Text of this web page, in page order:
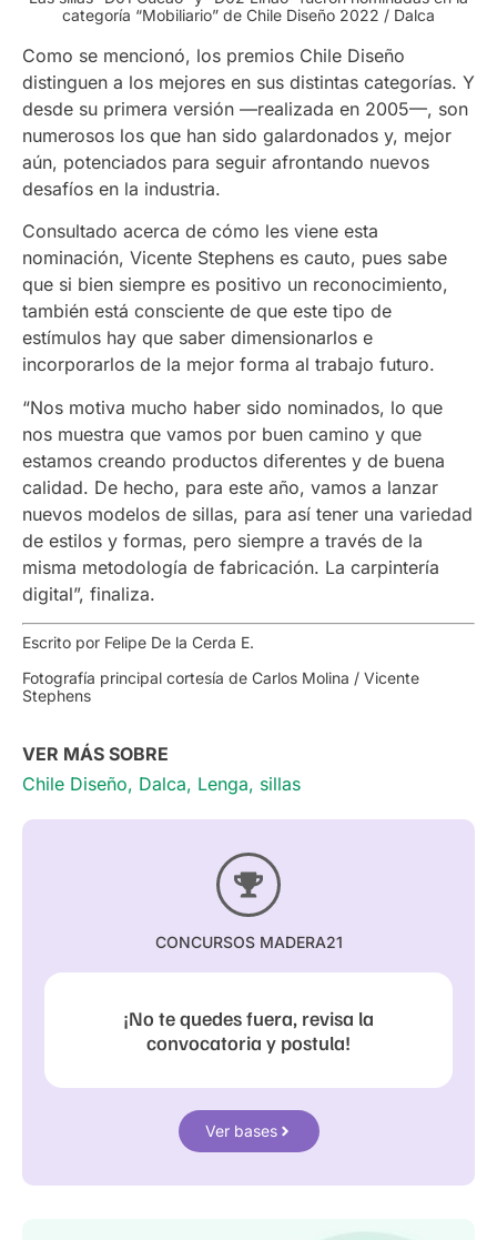
categoría “Mobiliario” de Chile Diseño 2022 / Dalca
Como se mencionó, los premios Chile Diseño
distinguen a los mejores en sus distintas categorías. Y
desde su primera versión —realizada en 2005—, son
numerosos los que han sido galardonados y, mejor
aún, potenciados para seguir afrontando nuevos
desafíos en la industria.
Consultado acerca de cómo les viene esta
nominación, Vicente Stephens es cauto, pues sabe
que si bien siempre es positivo un reconocimiento,
también está consciente de que este tipo de
estímulos hay que saber dimensionarlos e
incorporarlos de la mejor forma al trabajo futuro.
“Nos motiva mucho haber sido nominados, lo que
nos muestra que vamos por buen camino y que
estamos creando productos diferentes y de buena
calidad. De hecho, para este año, vamos a lanzar
nuevos modelos de sillas, para así tener una variedad
de estilos y formas, pero siempre a través de la
misma metodología de fabricación. La carpintería
digital”, finaliza.
Escrito por Felipe De la Cerda E.
Fotografía principal cortesía de Carlos Molina / Vicente
Stephens
VER MÁS SOBRE
Chile Diseño, Dalca, Lenga, sillas
CONCURSOS MADERA21
¡No te quedes fuera, revisa la
convocatoria y postula!
Ver bases